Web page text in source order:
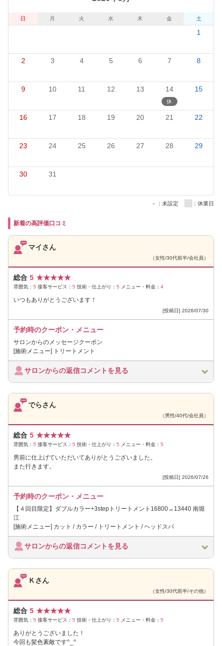
日 月 火 水 木 金 土
1
2 3 4 5 6 7 8
9 10 11 12 13 14 15
16 17 18 19 20 21 22
23 24 25 26 27 28 29
30 31
－：未設定 ：休業日
新着の高評価口コミ
マイさん
（女性/30代前半/会社員）
総合 5 ★★★★★
雰囲気： 5 接客サービス： 5 技術・仕上がり： 5 メニュー・料金： 4
いつもありがとうございます！
[投稿日] 2026/07/30
予約時のクーポン・メニュー
サロンからのメッセージクーポン
[施術メニュー] トリートメント
サロンからの返信コメントを見る
でらさん
（男性/40代/会社員）
総合 5 ★★★★★
雰囲気： 5 接客サービス： 5 技術・仕上がり： 5 メニュー・料金： 5
男前に仕上げていただいてありがとうございました。
また行きます。
[投稿日] 2026/07/26
予約時のクーポン・メニュー
【４回目限定】ダブルカラー+3stepトリートメント16800→13440 南堀
江
[施術メニュー] カット / カラー / トリートメント / ヘッドスパ
サロンからの返信コメントを見る
Ｋさん
（女性/30代前半/その他）
総合 5 ★★★★★
雰囲気： 5 接客サービス： 5 技術・仕上がり： 5 メニュー・料金： 5
ありがとうございました！
今回も髪色素敵です^_^